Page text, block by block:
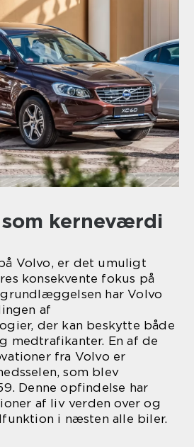
kerneværdi
Volvo, er det umuligt
konsekvente fokus på
har Volvo
af
der kan beskytte både
medtrafikanter. En af de
fra Volvo er
som blev
Denne opfindelse har
af liv verden over og
i næsten alle biler.